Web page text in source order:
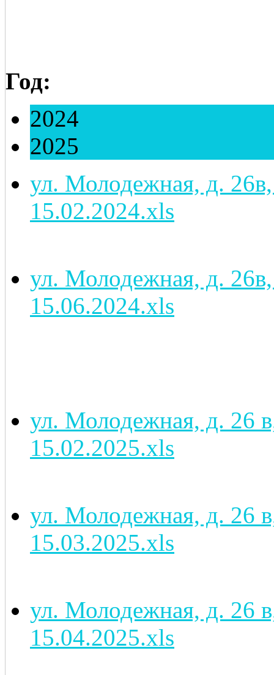
Год:
2024
2025
ул. Молодежная, д.
15.02.2024.xls
ул. Молодежная, д.
15.06.2024.xls
ул. Молодежная, д. 26
15.02.2025.xls
ул. Молодежная, д. 26
15.03.2025.xls
ул. Молодежная, д. 26
15.04.2025.xls